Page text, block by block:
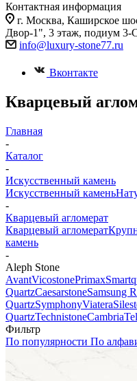
Контактная информация
г. Москва, Каширское
Двор-1", 3 этаж, подиум 3-
info@luxury-stone77.ru
Вконтакте
Кварцевый
Главная
-
Каталог
-
Искусственный камень
Искусственный камень
-
Кварцевый агломерат
Кварцевый агломерат
камень
-
Aleph Stone
AvantVicostonePrimax
QuartzCaesarstoneSamsung
QuartzSymphonyViatera
QuartzTechnistoneCambria
Фильтр
По популярности По